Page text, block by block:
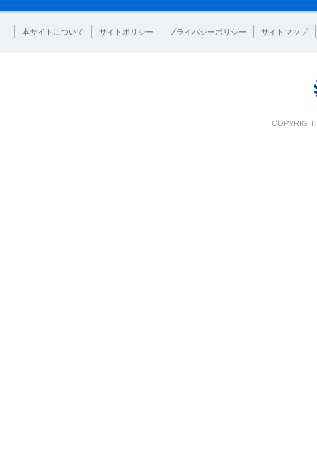
本サイトについて サイトポリシー プライバシーポリシー サイトマップ